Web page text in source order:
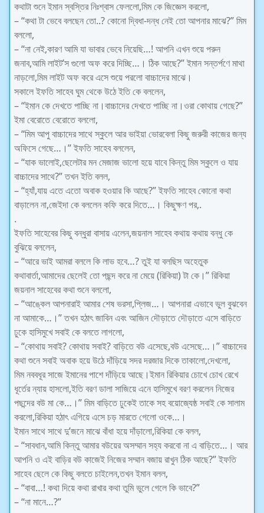
কথাটা শুনে ইমান স্বস্তির নিঃশ্বাস ফেললো,মিম কে জিজ্ঞেস করলো,
– “কথা টা ভেবে বলছেন তো..? কোনো দ্বিধা-দন্ধ নেই তো আপনার মাঝে?” মিম
বললো,
– “না নেই,কারণ আমি যা ভাবার ভেবে নিয়েছি…! আপনি এখন শুয়ে পরুন
জনাব,আমি লাইট’স গুলো অফ করে দিচ্ছি…। ঠিক আছে?” ইমান সন্তর্পণে মাথা
নাড়লো,মিম লাইট অফ করে এসে শুয়ে পরলো বাচ্চাদের মাঝে।
সকালে ইফতি সাহেব ঘুম থেকে উঠে ইতি কে বললেন,
– “ইমান কে দেখতে পাচ্ছি না।বাচ্চাদের দেখতে পাচ্ছি না।ওরা কোথায় গেছে?”
ইমা বেরোতে বেরোতে বললো,
– “মিম আপু বাচ্চাদের সাথে স্কুলে আর ভাইয়া ভোরবেলা কিছু জরুরী কাজের জন্য
অফিসে গেছে…।” ইফতি সাহেব বললেন,
– “যাক ভালোই,ছেলেটার মন মেজাজ ভালো হয়ে যাবে কিন্তু মিম স্কুলে ও যায়
বাচ্চাদের সাথে?” তখন ইতি বলল,
– “হ্যাঁ,যায় এতে এতো অবাক হওয়ার কি আছে?” ইফতি সাহেব কোনো কথা
বাড়ালেন না,জেইদা কে বললেন কফি করে দিতে…। কিছুক্ষণ পর,.
.
ইফতি সাহেবের কিছু বন্ধুরা বাসায় এলেন,জয়নাল সাহেব কথায় কথায় বন্ধু কে
বুঝিয়ে বললেন,
– “আরে ভাই আমরা বললে কি লাভ হবে…? তুই যা বলছিস অহেতুক
কথাবার্তা,আমাদের ছেলেই তো পছন্দ করে না মেয়ে (রিকিয়া) টা কে।” রিকিয়া
জয়নাল সাহেবের কথা শুনে বললো,
– “আঙ্কেল আপনারাই আমার শেষ ভরসা,প্লিজ…। আপনারা এভাবে ভুল বুঝবেন
না আমাকে…।” তখন হঠাৎ জাবিন এবং আজিন দৌড়াতে দৌড়াতে এসে বাড়িতে
ঢুকে হাসিমুখে সবাই কে বলতে লাগলো,
– “কোথায় সবাই? কোথায় সবাই? বাড়িতে বউ এসেছে,বউ এসেছে…।” বাচ্চাদের
কথা শুনে সবাই অবাক হয়ে উঠে দাঁড়িয়ে সদর দরজার দিকে তাকালো,দেখলো,
মিম নববধূর সাজে ইমানের পাশে দাঁড়িয়ে আছে।ইমান রিকিয়ার চোখে চোখ রেখে
ধূর্তের ন্যায় হাসলো,ইতি বরণ ডালা সাজিয়ে এনে হাসিমুখে বরণ করলেন নিজের
পছন্দের বউ মা কে…।” মিম বাড়িতে ঢুকেই তাকে সহ বয়োজ্যেষ্ঠ সবাই কে সালাম
করলো,রিকিয়া হঠাৎ এগিয়ে এসে চড় মারতে গেলো ওকে…।
ইমান সাথে সাথে দু’জনে মাঝে বাঁধা হয়ে দাঁড়ালো,রিকিয়া কে বলল,
– “সাবধান,আমি কিন্তু আমার বউয়ের অসম্মান সহ্য করবো না এ বাড়িতে…। আর
আপনি ও এই বাড়ির বউ কাজেই নিজের সম্মান বজায় রাখুন ঠিক আছে?” ইফতি
সাহেব ছেলে কে কিছু বলতে চাইলেন,তখন ইমান বলল,
– “বাবা…! কথা দিয়ে কথা রাখার কথা তুমি ভুলে গেলে কি ভাবে?”
– “না মানে…?”